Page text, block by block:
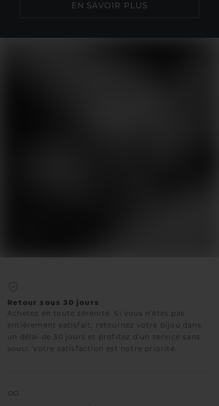
EN SAVOIR PLUS
Retour sous 30 jours
Achetez en toute sérénité. Si vous n’êtes pas
entièrement satisfait, retournez votre bijou dans
un délai de 30 jours et profitez d’un service sans
souci. Votre satisfaction est notre priorité.